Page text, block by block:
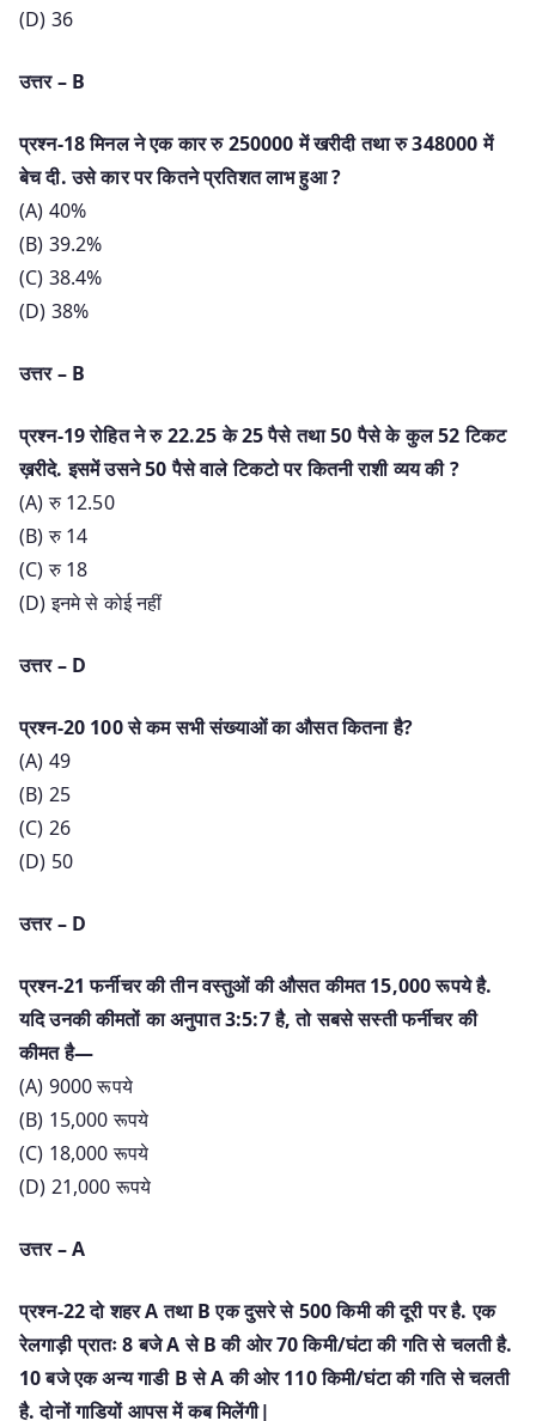
(D) 36
उत्तर – B
प्रश्न-18 मिनल ने एक कार रु 250000 में खरीदी तथा रु 348000 में
बेच दी. उसे कार पर कितने प्रतिशत लाभ हुआ ?
(A) 40%
(B) 39.2%
(C) 38.4%
(D) 38%
उत्तर – B
प्रश्न-19 रोहित ने रु 22.25 के 25 पैसे तथा 50 पैसे के कुल 52 टिकट
ख़रीदे. इसमें उसने 50 पैसे वाले टिकटो पर कितनी राशी व्यय की ?
(A) रु 12.50
(B) रु 14
(C) रु 18
(D) इनमे से कोई नहीं
उत्तर – D
प्रश्न-20 100 से कम सभी संख्याओं का औसत कितना है?
(A) 49
(B) 25
(C) 26
(D) 50
उत्तर – D
प्रश्न-21 फर्नीचर की तीन वस्तुओं की औसत कीमत 15,000 रूपये है.
यदि उनकी कीमतों का अनुपात 3:5:7 है, तो सबसे सस्ती फर्नीचर की
कीमत है—
(A) 9000 रूपये
(B) 15,000 रूपये
(C) 18,000 रूपये
(D) 21,000 रूपये
उत्तर – A
प्रश्न-22 दो शहर A तथा B एक दुसरे से 500 किमी की दूरी पर है. एक
रेलगाड़ी प्रातः 8 बजे A से B की ओर 70 किमी/घंटा की गति से चलती है.
10 बजे एक अन्य गाडी B से A की ओर 110 किमी/घंटा की गति से चलती
है. दोनों गाडियों आपस में कब मिलेंगी|